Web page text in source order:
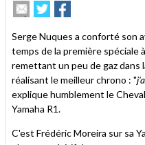
Envoyer
cet
à
un
ami
Partager
sur
sur
Serge Nuques a conforté son
temps de la première spéciale
remettant un peu de gaz dans
réalisant le meilleur chrono : "
explique humblement le
Yamaha R1.
C'est Frédéric Moreira sur sa